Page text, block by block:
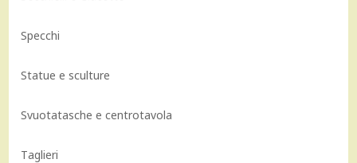
Specchi
Statue e sculture
Svuotatasche e centrotavola
Taglieri